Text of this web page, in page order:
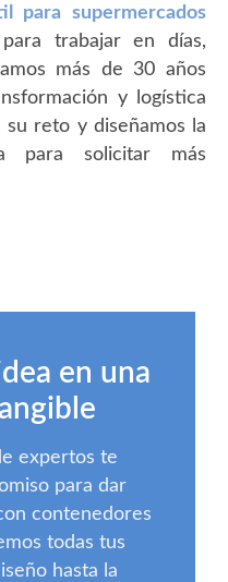
para supermercados
trabajar en días,
más de 30 años
y logística
su reto y diseñamos la
para solicitar más
en una
expertos te
para dar
contenedores
todas tus
hasta la